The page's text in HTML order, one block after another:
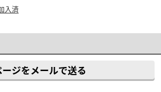
入済
ージをメールで送る